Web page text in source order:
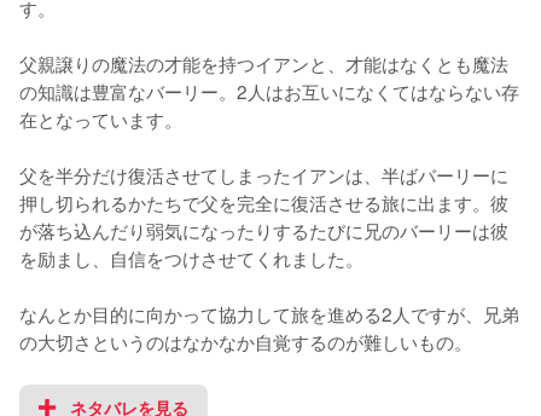
す。
父親譲りの魔法の才能を持つイアンと、才能はなくとも魔法
の知識は豊富なバーリー。2人はお互いになくてはならない存
在となっています。
父を半分だけ復活させてしまったイアンは、半ばバーリーに
押し切られるかたちで父を完全に復活させる旅に出ます。彼
が落ち込んだり弱気になったりするたびに兄のバーリーは彼
を励まし、自信をつけさせてくれました。
なんとか目的に向かって協力して旅を進める2人ですが、兄弟
の大切さというのはなかなか自覚するのが難しいもの。
ネタバレを見る